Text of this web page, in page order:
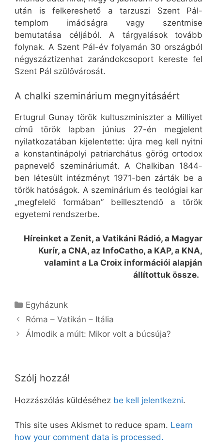
után is felkereshető a tarzuszi Szent Pál-
templom imádságra vagy szentmise
bemutatása céljából. A tárgyalások tovább
folynak. A Szent Pál-év folyamán 30 országból
négyszáztizenhat zarándokcsoport kereste fel
Szent Pál szülővárosát.
A chalki szeminárium megnyitásáért
Ertugrul Gunay török kultuszminiszter a Milliyet
című török lapban június 27-én megjelent
nyilatkozatában kijelentette: újra meg kell nyitni
a konstantinápolyi patriarchátus görög ortodox
papnevelő szemináriumát. A Chalkiban 1844-
ben létesült intézményt 1971-ben zárták be a
török hatóságok. A szeminárium és teológiai kar
„megfelelő formában” beillesztendő a török
egyetemi rendszerbe.
Híreinket a Zenit, a Vatikáni Rádió, a Magyar
Kurír, a CNA, az InfoCatho, a KAP, a KNA,
valamint a La Croix információi alapján
állítottuk össze.
Kategória
Egyházunk
Róma – Vatikán – Itália
Álmodik a múlt: Mikor volt a búcsúja?
Szólj hozzá!
Hozzászólás küldéséhez be kell jelentkezni.
This site uses Akismet to reduce spam. Learn
how your comment data is processed.